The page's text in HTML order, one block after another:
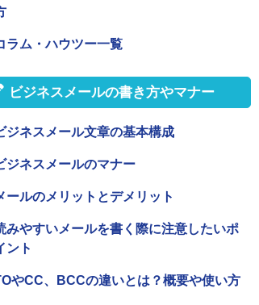
ラム・ハウツー一覧
ビジネスメールの書き方やマナー
ジネスメール文章の基本構成
ジネスメールのマナー
ールのメリットとデメリット
みやすいメールを書く際に注意したいポ
ント
やCC、BCCの違いとは？概要や使い方